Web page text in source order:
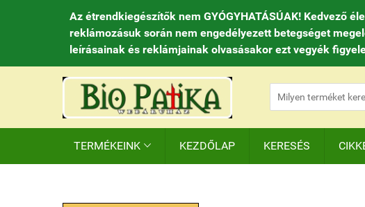
Az étrendkiegészítők nem GYÓGYHATÁSÚAK! Kedvező
reklámozásuk során nem engedélyezett betegséget
leírásainak és reklámjainak olvasásakor ezt vegyék
TERMÉKEINK  KEZDŐLAP KERESÉS